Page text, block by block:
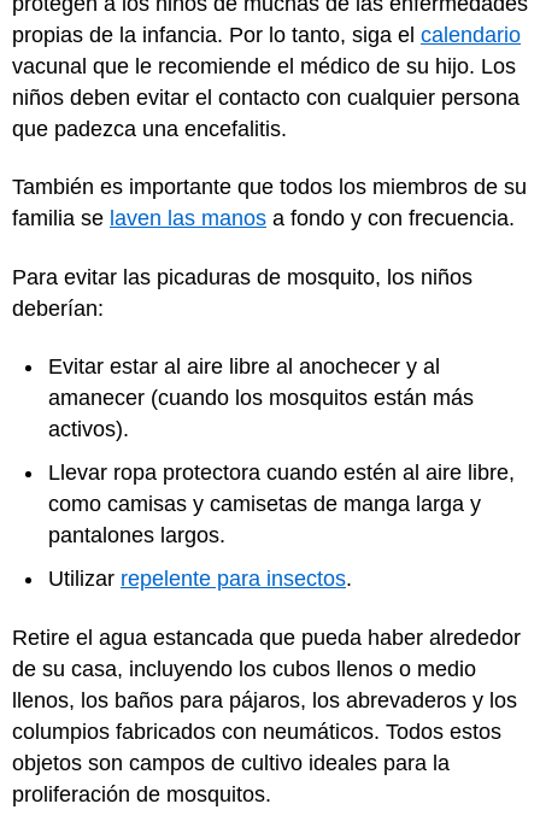
propias de la infancia. Por lo tanto, siga el calendario
vacunal que le recomiende el médico de su hijo. Los
niños deben evitar el contacto con cualquier persona
que padezca una encefalitis.
También es importante que todos los miembros de su
familia se laven las manos a fondo y con frecuencia.
Para evitar las picaduras de mosquito, los niños
deberían:
Evitar estar al aire libre al anochecer y al
amanecer (cuando los mosquitos están más
activos).
Llevar ropa protectora cuando estén al aire libre,
como camisas y camisetas de manga larga y
pantalones largos.
Utilizar repelente para insectos.
Retire el agua estancada que pueda haber alrededor
de su casa, incluyendo los cubos llenos o medio
llenos, los baños para pájaros, los abrevaderos y los
columpios fabricados con neumáticos. Todos estos
objetos son campos de cultivo ideales para la
proliferación de mosquitos.